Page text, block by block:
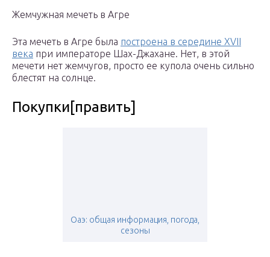
Жемчужная мечеть в Агре
Эта мечеть в Агре была построена в середине XVII
века при императоре Шах-Джахане. Нет, в этой
мечети нет жемчугов, просто ее купола очень сильно
блестят на солнце.
Покупки[править]
Оаэ: общая информация, погода,
сезоны